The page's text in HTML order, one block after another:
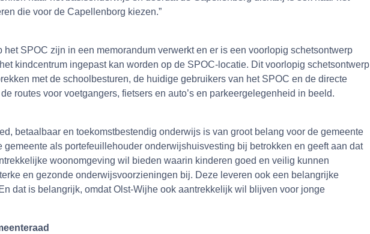
die voor de Capellenborg kiezen.”
het SPOC zijn in een memorandum verwerkt en er is een voorlopig schetsontwerp
kindcentrum ingepast kan worden op de SPOC-locatie. Dit voorlopig schetsontwerp
met de schoolbesturen, de huidige gebruikers van het SPOC en de directe
routes voor voetgangers, fietsers en auto’s en parkeergelegenheid in beeld.
betaalbaar en toekomstbestendig onderwijs is van groot belang voor de gemeente
gemeente als portefeuillehouder onderwijshuisvesting bij betrokken en geeft aan dat
woonomgeving wil bieden waarin kinderen goed en veilig kunnen
en gezonde onderwijsvoorzieningen bij. Deze leveren ook een belangrijke
dat is belangrijk, omdat Olst-Wijhe ook aantrekkelijk wil blijven voor jonge